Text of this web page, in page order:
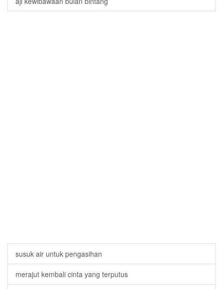
susuk air untuk pengasihan
merajut kembali cinta yang terputus